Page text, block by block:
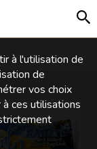
à l'utilisation de
de
vos choix
ces utilisations